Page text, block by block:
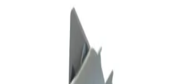
Yüksek Kalite ve
Yenilik
ile geliştirilmiş küçük parçacıkları
kalitesi, enerji tasarrufu ve çevre dostu
teknolojisinde yeni bir dönemin kapılarını